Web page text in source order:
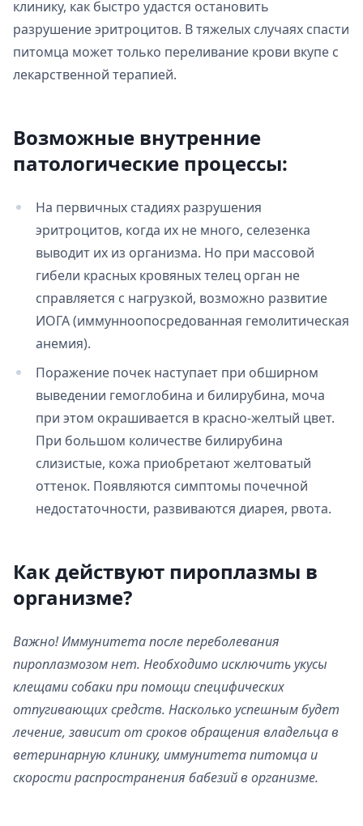
клинику, как быстро удастся остановить
разрушение эритроцитов. В тяжелых случаях спасти
питомца может только переливание крови вкупе с
лекарственной терапией.
Возможные внутренние
патологические процессы:
На первичных стадиях разрушения
эритроцитов, когда их не много, селезенка
выводит их из организма. Но при массовой
гибели красных кровяных телец орган не
справляется с нагрузкой, возможно развитие
ИОГА (иммунноопосредованная гемолитическая
анемия).
Поражение почек наступает при обширном
выведении гемоглобина и билирубина, моча
при этом окрашивается в красно-желтый цвет.
При большом количестве билирубина
слизистые, кожа приобретают желтоватый
оттенок. Появляются симптомы почечной
недостаточности, развиваются диарея, рвота.
Как действуют пироплазмы в
организме?
Важно! Иммунитета после переболевания
пироплазмозом нет. Необходимо исключить укусы
клещами собаки при помощи специфических
отпугивающих средств. Насколько успешным будет
лечение, зависит от сроков обращения владельца в
ветеринарную клинику, иммунитета питомца и
скорости распространения бабезий в организме.